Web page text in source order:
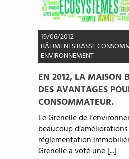
19/06/2012
BÂTIMENTS BASSE
ENVIRONNEMENT
EN 2012, LA MAISON
DES AVANTAGES
CONSOMMATEUR.
Le Grenelle de
beaucoup
réglementation
Grenelle a voté une [...]